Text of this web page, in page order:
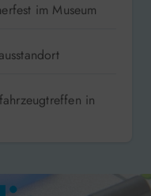
im Museum
in